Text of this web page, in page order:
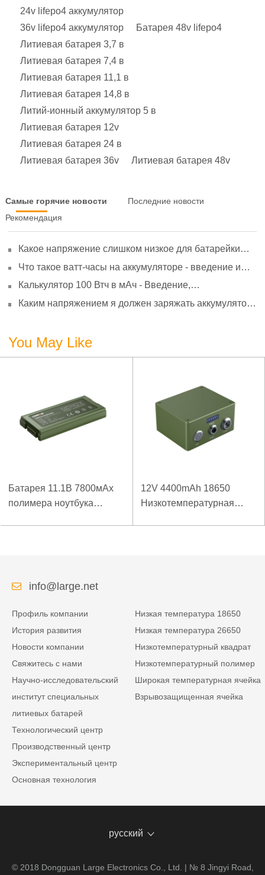
24v lifepo4 аккумулятор
36v lifepo4 аккумулятор
Батарея 48v lifepo4
Литиевая батарея 3,7 в
Литиевая батарея 7,4 в
Литиевая батарея 11,1 в
Литиевая батарея 14,8 в
Литий-ионный аккумулятор 5 в
Литиевая батарея 12v
Литиевая батарея 24 в
Литиевая батарея 36v
Литиевая батарея 48v
Самые горячие новости
Последние новости
Рекомендация
Какое напряжение слишком низкое для батарейки
старение
Что такое ватт-часы на аккумуляторе - введение и
Калькулятор 100 Втч в мАч - Введение,
Каким напряжением я должен заряжать аккумулятор
You May Like
Батарея 11.1В 7800мАх
полимера ноутбука
12V 4400mAh 18650
Низкотемпературная
info@large.net
Профиль компании
История развития
Новости компании
Свяжитесь с нами
Научно-исследовательский
институт специальных
литиевых батарей
Технологический центр
Производственный центр
Экспериментальный центр
Основная технология
Низкая температура 18650
Низкая температура 26650
Низкотемпературный квадрат
Низкотемпературный полимер
Широкая температурная ячейка
Взрывозащищенная ячейка
русский
© 2018 Dongguan Large Electronics Co., Ltd. | № 8 Jingyi Road,